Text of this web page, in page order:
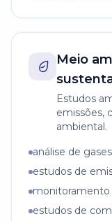
Meio
Estudos
emissões,
ambiental.
análise de gases
estudos de
monitoramento
estudos de